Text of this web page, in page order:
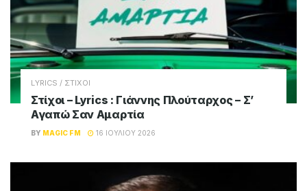
LYRICS / ΣΤΙΧΟΙ
Στίχοι – Lyrics : Γιάννης Πλούταρχος – Σ’
Αγαπώ Σαν Αμαρτία
BY MAGIC FM 16 ΙΟΥΛΊΟΥ 2026